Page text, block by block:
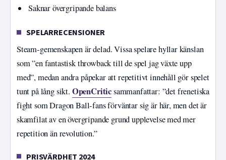
Saknar övergripande balans
SPELARRECENSIONER
Steam-gemenskapen är delad. Vissa spelare hyllar känslan
som ”en fantastisk throwback till de spel jag växte upp
med”, medan andra påpekar att repetitivt innehåll gör spelet
tunt på lång sikt. OpenCriticsammanfattar: ”det frenetiska
fight som Dragon Ball-fans förväntar sig är här, men det är
skamfilat av en övergripande grund upplevelse med mer
repetition än revolution.”
PRISVÄRDHET 2024